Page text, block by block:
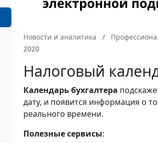
Новости и аналитика
2020
Налоговый
Календарьбухгалтера
дату, и появится информация о
реального времени.
Полезные сервисы: